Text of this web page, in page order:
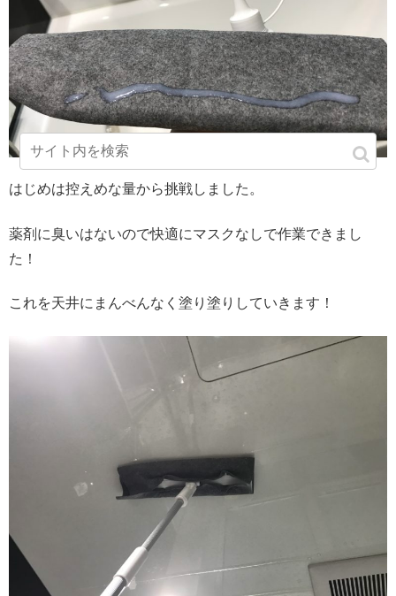
はじめは控えめな量から挑戦しました。
薬剤に臭いはないので快適にマスクなしで作業できまし
た！
これを天井にまんべんなく塗り塗りしていきます！